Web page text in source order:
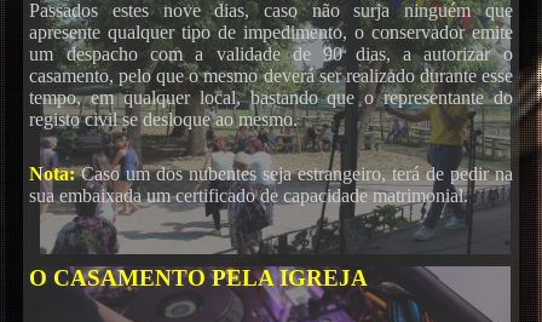
Passados estes nove dias, caso não surja ninguém que
apresente qualquer tipo de impedimento, o conservador emite
um despacho com a validade de 90 dias, a autorizar o
casamento, pelo que o mesmo deverá ser realizado durante esse
tempo, em qualquer local, bastando que o representante do
registo civil se desloque ao mesmo.
Nota: Caso um dos nubentes seja estrangeiro, terá de pedir na
sua embaixada um certificado de capacidade matrimonial.
O CASAMENTO PELA IGREJA